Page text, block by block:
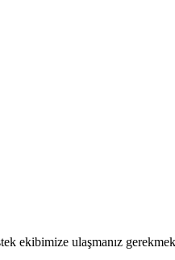
ekibimize ulaşmanız